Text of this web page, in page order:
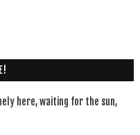
here, waiting for the sun,